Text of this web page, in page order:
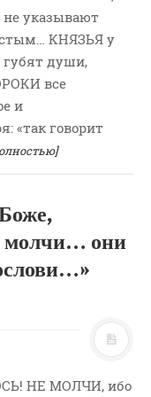
не указывают
КНЯЗЬЯ у
губят души,
все
и
«так говорит
молчи… они
НЕ МОЛЧИ, ибо